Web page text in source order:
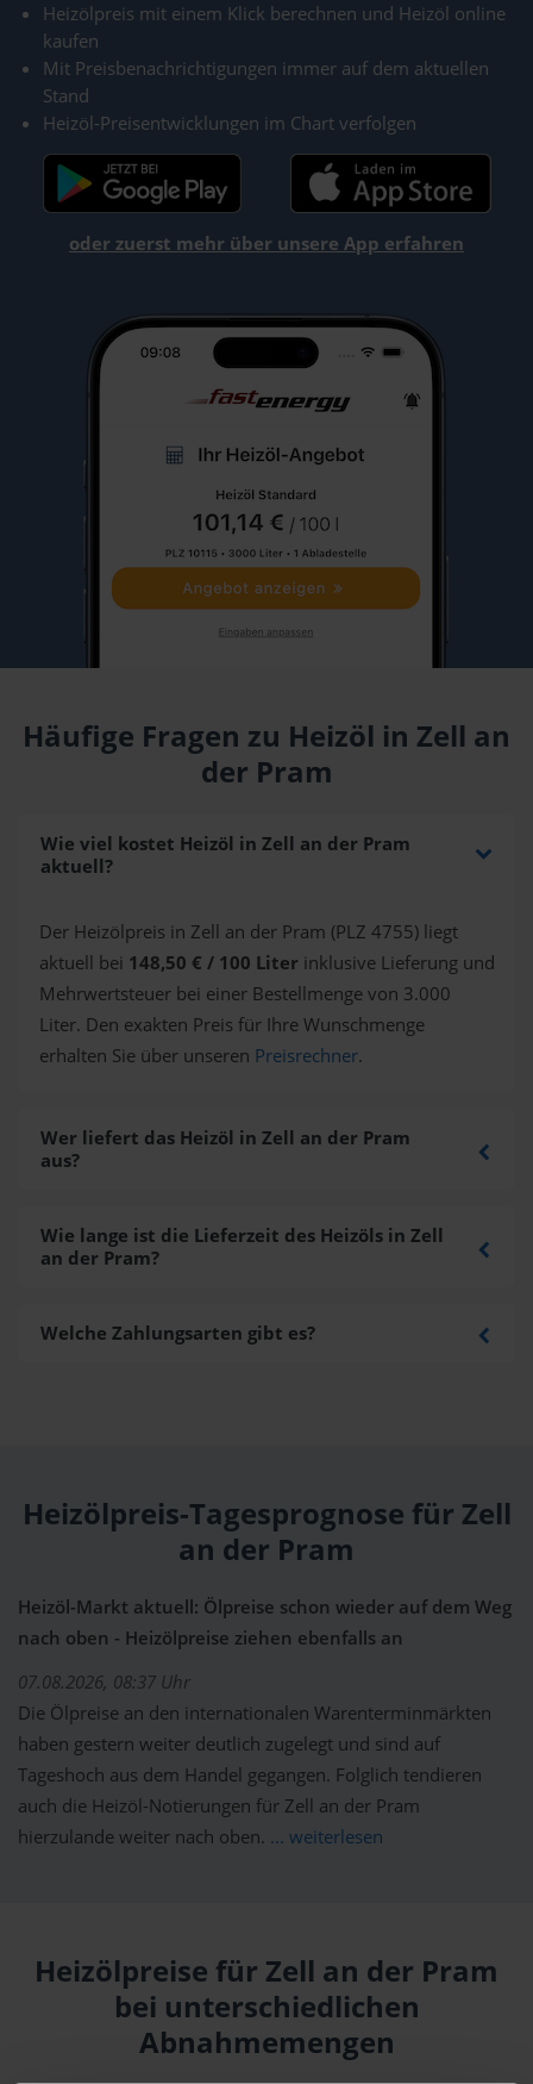
Heizölpreis mit einem Klick berechnen und Heizöl online
kaufen
Mit Preisbenachrichtigungen immer auf dem aktuellen
Stand
Heizöl-Preisentwicklungen im Chart verfolgen
oder zuerst mehr über unsere App erfahren
Häufige Fragen zu Heizöl in Zell an
der Pram
Wie viel kostet Heizöl in Zell an der Pram
aktuell?
Der Heizölpreis in Zell an der Pram (PLZ 4755) liegt
aktuell bei 148,50 € / 100 Liter inklusive Lieferung und
Mehrwertsteuer bei einer Bestellmenge von 3.000
Liter. Den exakten Preis für Ihre Wunschmenge
erhalten Sie über unseren Preisrechner.
Wer liefert das Heizöl in Zell an der Pram
aus?
Wie lange ist die Lieferzeit des Heizöls in Zell
an der Pram?
Welche Zahlungsarten gibt es?
Heizölpreis-Tagesprognose für Zell
an der Pram
Heizöl-Markt aktuell: Ölpreise schon wieder auf dem Weg
nach oben - Heizölpreise ziehen ebenfalls an
07.08.2026, 08:37 Uhr
Die Ölpreise an den internationalen Warenterminmärkten
haben gestern weiter deutlich zugelegt und sind auf
Tageshoch aus dem Handel gegangen. Folglich tendieren
auch die Heizöl-Notierungen für Zell an der Pram
hierzulande weiter nach oben. ... weiterlesen
Heizölpreise für Zell an der Pram
bei unterschiedlichen
Abnahmemengen